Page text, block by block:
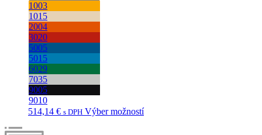
1003
1015
2004
3020
5005
5015
6029
7035
9005
9010
514,14 € s DPH Výber možnostíTento